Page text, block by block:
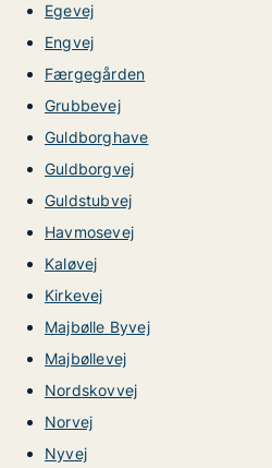
Egevej
Engvej
Færgegården
Grubbevej
Guldborghave
Guldborgvej
Guldstubvej
Havmosevej
Kaløvej
Kirkevej
Majbølle Byvej
Majbøllevej
Nordskovvej
Norvej
Nyvej